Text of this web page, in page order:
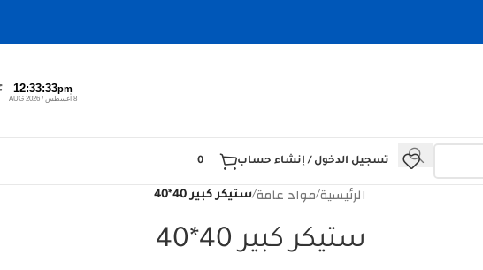
12:33:34pm
8 أغسطس / AUG 2026
تسجيل الدخول / إنشاء حساب 0
الرئيسية/مواد عامة/ستيكر كبير 40*40
ستيكر كبير 40*40